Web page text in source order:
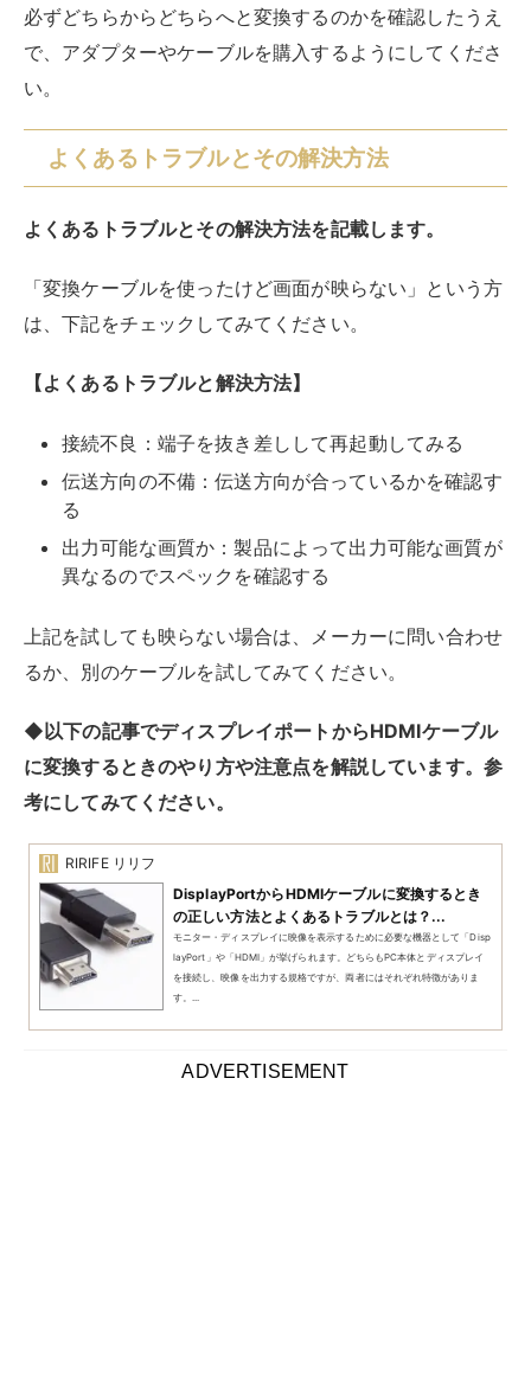
【よくあるトラブルと解決方法】
出力可能な画質か：製品によって出力可能な画質が
るか、別のケーブルを試してみてください。
に変換するときのやり方や注意点を解説しています。参
考にしてみてください。
RIRIFE リリフ
の正しい方法とよくあるトラブルとは？...
モニター・ディスプレイに映像を表示するために必要な機器として「Disp
layPort」や「HDMI」が挙げられます。どちらもPC本体とディスプレイ
す。...
おすすめの製品を紹介